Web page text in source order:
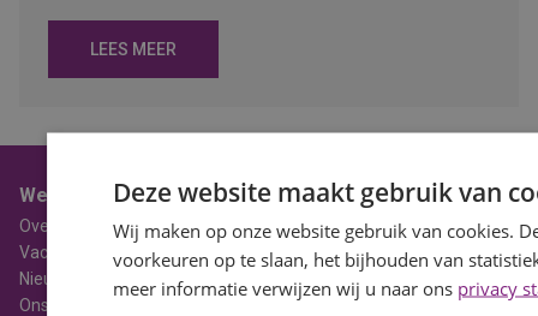
LEES MEER
Werknemer
Over BaanBereik
Vacatures
Nieuws
Ons Team
Deze website maakt gebruik van
Wij maken op onze website gebruik van cookies.
voorkeuren op te slaan, het bijhouden van
meer informatie verwijzen wij u naar ons privacy